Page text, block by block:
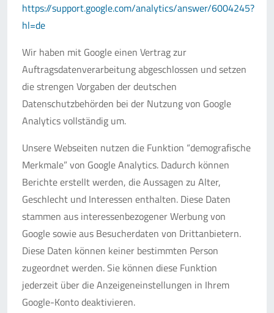
https://support.google.com/analytics/answer/6004245?
hl=de
Wir haben mit Google einen Vertrag zur
Auftragsdatenverarbeitung abgeschlossen und setzen
die strengen Vorgaben der deutschen
Datenschutzbehörden bei der Nutzung von Google
Analytics vollständig um.
Unsere Webseiten nutzen die Funktion “demografische
Merkmale” von Google Analytics. Dadurch können
Berichte erstellt werden, die Aussagen zu Alter,
Geschlecht und Interessen enthalten. Diese Daten
stammen aus interessenbezogener Werbung von
Google sowie aus Besucherdaten von Drittanbietern.
Diese Daten können keiner bestimmten Person
zugeordnet werden. Sie können diese Funktion
jederzeit über die Anzeigeneinstellungen in Ihrem
Google-Konto deaktivieren.